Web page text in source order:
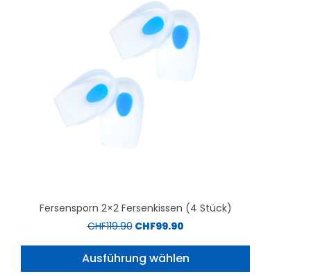
Fersensporn 2×2 Fersenkissen (4 Stück)
CHF119.90 CHF99.90
Ausführung wählen